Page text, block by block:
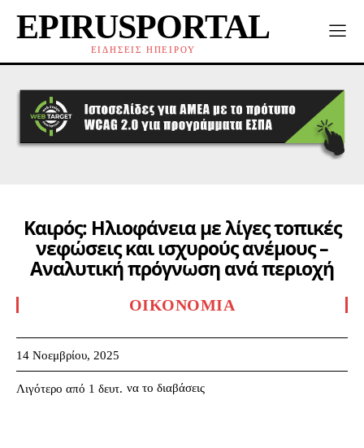
EPIRUSPORTAL
ΕΙΔΗΣΕΙΣ ΗΠΕΙΡΟΥ
Καιρός: Ηλιοφάνεια με λίγες τοπικές
νεφώσεις και ισχυρούς ανέμους –
Αναλυτική πρόγνωση ανά περιοχή
ΟΙΚΟΝΟΜΊΑ
14 Νοεμβρίου, 2025
Λιγότερο από 1 δευτ. να το διαβάσεις